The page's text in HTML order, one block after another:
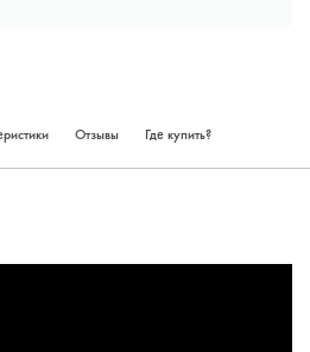
Отзывы Где купить?